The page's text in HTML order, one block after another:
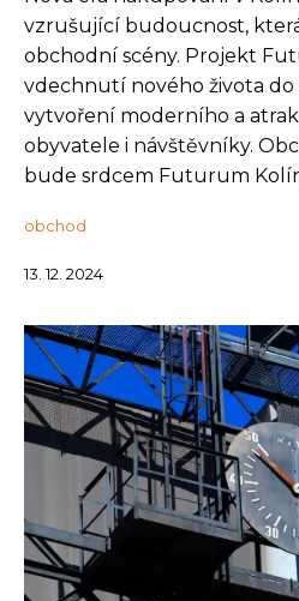
vzrušující budoucnost,
obchodní scény. Projekt
vdechnutí nového života do
vytvoření moderního a
obyvatele i návštěvníky.
bude srdcem Futurum
obchod
13. 12. 2024